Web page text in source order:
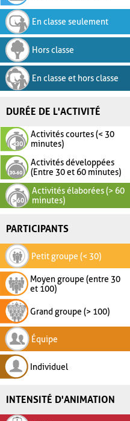
En classe seulement
Hors classe
En classe et hors classe
DURÉE DE L'ACTIVITÉ
Activités courtes (< 30
minutes)
Activités développées
(Entre 30 et 60 minutes)
Activités élaborées (> 60
minutes)
PARTICIPANTS
Petit groupe (< 30)
Moyen groupe (entre 30
et 100)
Grand groupe (> 100)
Équipe
Individuel
INTENSITÉ D'ANIMATION